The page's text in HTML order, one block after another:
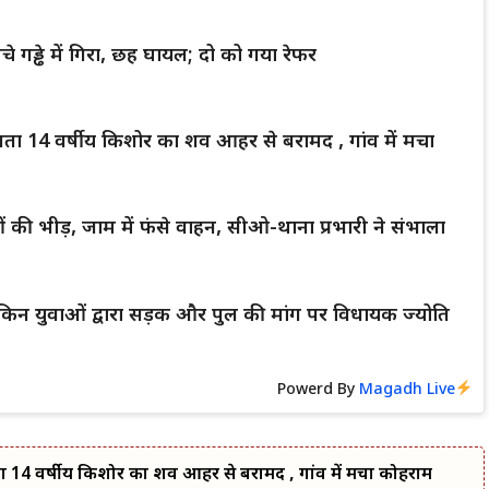
गड्ढे में गिरा, छह घायल; दो को गया रेफर
14 वर्षीय किशोर का शव आहर से बरामद , गांव में मचा
की भीड़, जाम में फंसे वाहन, सीओ-थाना प्रभारी ने संभाला
युवाओं द्वारा सड़क और पुल की मांग पर विधायक ज्योति
Powerd By Magadh Live
14 वर्षीय किशोर का शव आहर से बरामद , गांव में मचा कोहराम